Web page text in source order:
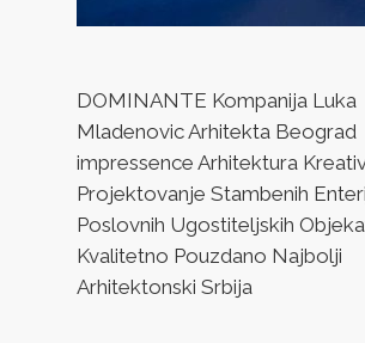
DOMINANTE Kompanija Luka
Mladenovic Arhitekta Beograd
impressence Arhitektura
Projektovanje Stambenih
Poslovnih Ugostiteljskih
Kvalitetno Pouzdano Najbolji
Arhitektonski Srbija